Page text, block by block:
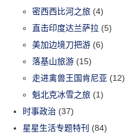
密西西比河之旅 (4)
直击印度达兰萨拉 (5)
美加边境刀把游 (6)
落基山旅游 (15)
走进禽兽王国肯尼亚 (12)
魁北克冰雪之旅 (1)
时事政治 (37)
星星生活专题特刊 (84)